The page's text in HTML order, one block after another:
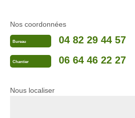
Nos coordonnées
Bureau 04 82 29 44 57
Chantier 06 64 46 22 27
Nous localiser